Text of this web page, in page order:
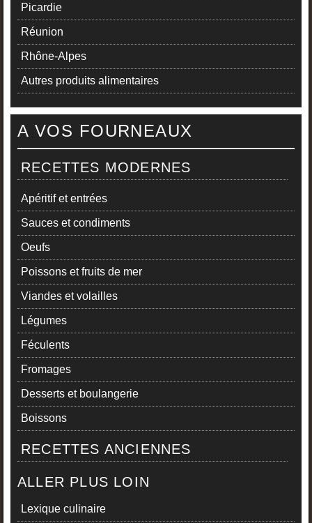
Picardie
Réunion
Rhône-Alpes
Autres produits alimentaires
A VOS FOURNEAUX
RECETTES MODERNES
Apéritif et entrées
Sauces et condiments
Oeufs
Poissons et fruits de mer
Viandes et volailles
Légumes
Féculents
Fromages
Desserts et boulangerie
Boissons
RECETTES ANCIENNES
ALLER PLUS LOIN
Lexique culinaire